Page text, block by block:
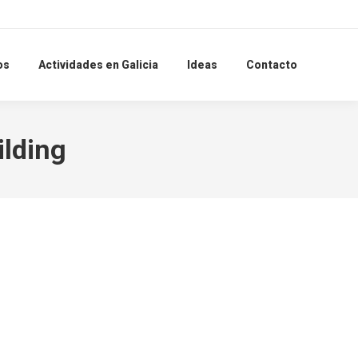
Actividades en Galicia Ideas Contacto